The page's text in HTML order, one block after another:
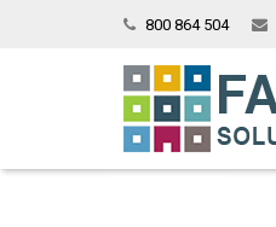
800 864 504